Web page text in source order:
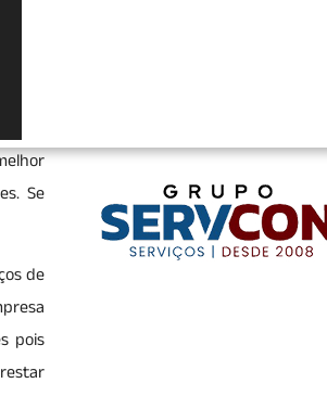
Se
de
pois